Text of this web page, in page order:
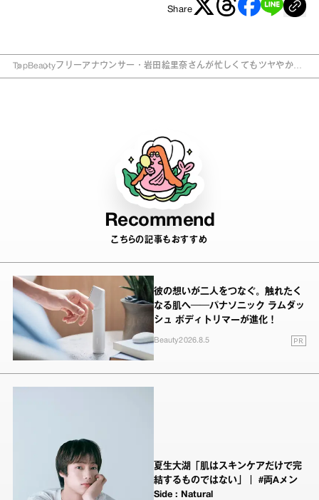
Share
TopBeauty フリーアナウンサー・岩田絵里奈さんが忙しくてもツヤやかな
Recommend
こちらの記事もおすすめ
彼の想いが二人をつなぐ。触れたく
なる肌へ──パナソニック ラムダッ
シュ ボディトリマーが進化！
Beauty2026.8.5 PR
夏生大湖「肌はスキンケアだけで完
結するものではない」｜ #両Aメン
Side : Natural